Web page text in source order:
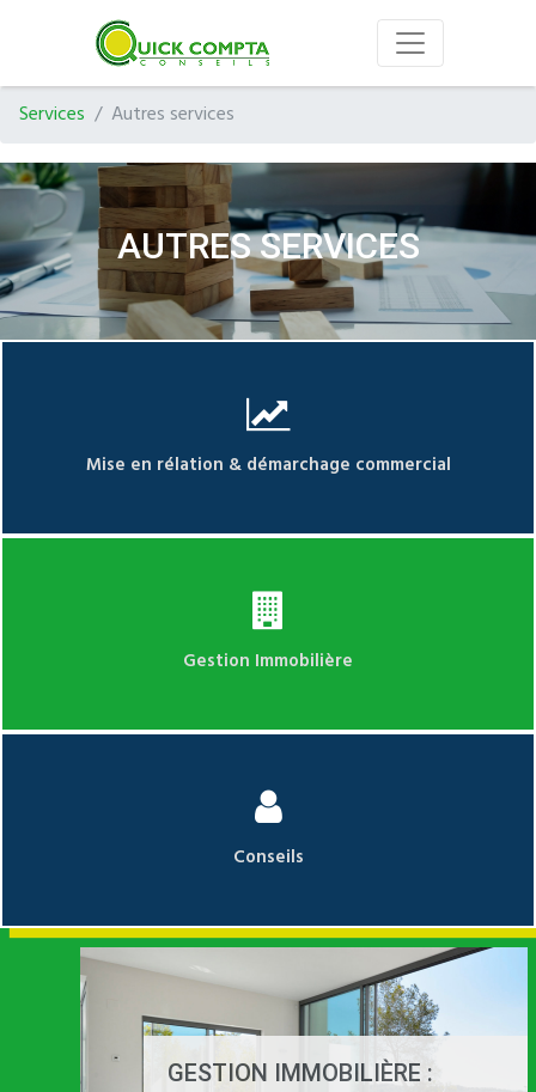
Services Autres services
AUTRES SERVICES
Mise en rélation & démarchage commercial
Gestion Immobilière
Conseils
GESTION IMMOBILIÈRE :